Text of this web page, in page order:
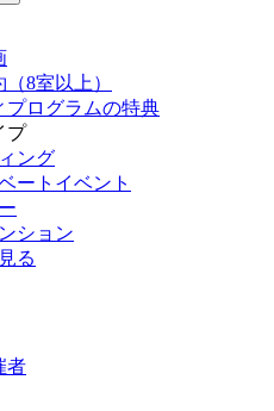
8室以上）
プログラムの特典
プ
ング
ートイベント
ション
る
者